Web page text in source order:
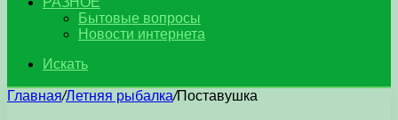
Бытовые вопросы
Новости интернета
Искать
Главная/Летняя рыбалка/Поставушка